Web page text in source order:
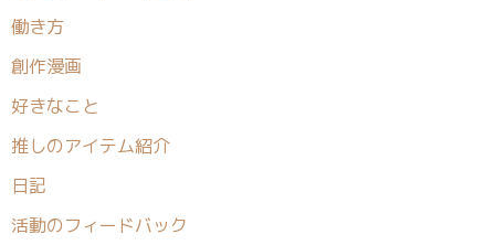
働き方
創作漫画
好きなこと
推しのアイテム紹介
日記
活動のフィードバック